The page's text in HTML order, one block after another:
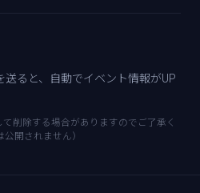
送ると、自動でイベント情報がUP
削除する場合がありますのでご了承く
開されません）